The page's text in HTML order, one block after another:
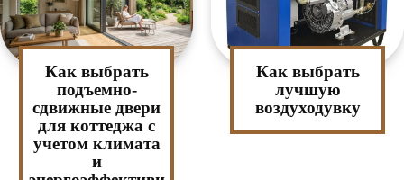
Как выбрать
подъемно-
сдвижные двери
для коттеджа с
учетом климата
и
Как выбрать
лучшую
воздуходувку